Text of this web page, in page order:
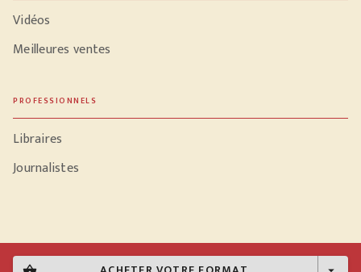
Vidéos
Meilleures ventes
PROFESSIONNELS
Libraires
Journalistes
Données personnelles